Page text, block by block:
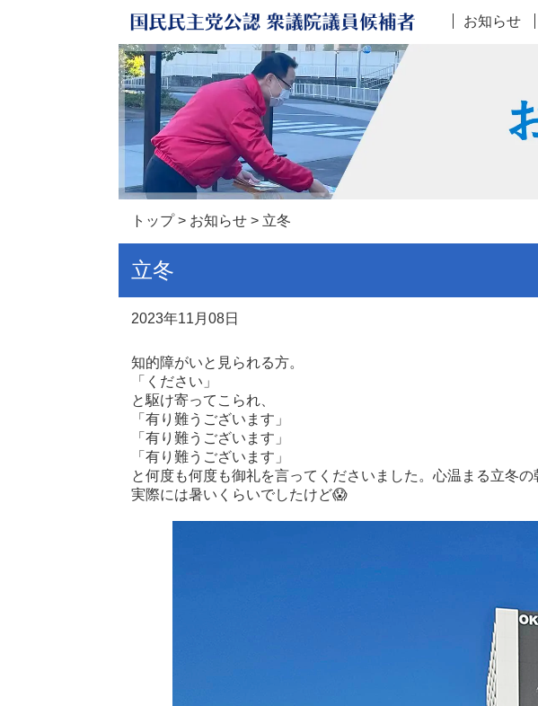
お知らせ
トップ> お知らせ > 立冬
立冬
2023年11月08日
知的障がいと見られる方。
「ください」
と駆け寄ってこられ、
「有り難うございます」
「有り難うございます」
「有り難うございます」
と何度も何度も御礼を言ってくださいました。心温まる立冬の
実際には暑いくらいでしたけど😱